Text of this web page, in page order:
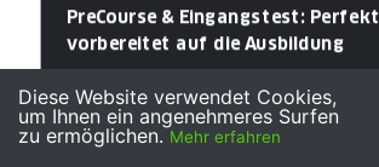
PreCourse & Eingangstest: Perfekt
vorbereitet auf die Ausbildung
Einsteiger
Diese Website verwendet Cookies,
um Ihnen ein angenehmeres Surfen
zu ermöglichen.Mehr erfahren